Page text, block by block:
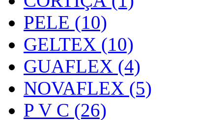
PELE (10)
GELTEX (10)
GUAFLEX (4)
NOVAFLEX (5)
P V C (26)